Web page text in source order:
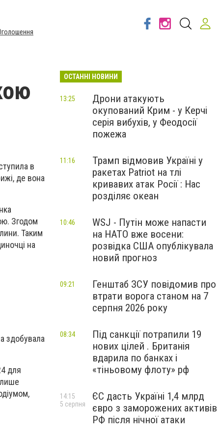
в
де вона
Згодом
Таким
на
здобувала
для
лише
ОСТАННІ НОВИНИ
Дрони атакують
окупований Крим - у Керчі
серія вибухів, у Феодосії
пожежа
13:25
Трамп відмовив Україні у
ракетах Patriot на тлі
кривавих атак Росії : Нас
розділяє океан
11:16
WSJ - Путін може напасти
на НАТО вже восени:
розвідка США опублікувала
новий прогноз
10:46
Генштаб ЗСУ повідомив про
втрати ворога станом на 7
серпня 2026 року
09:21
Під санкції потрапили 19
нових цілей . Британія
вдарила по банках і
«тіньовому флоту» рф
08:34
ЄС дасть Україні 1,4 млрд
євро з заморожених активів
РФ після нічної атаки
14:15
5 серпня